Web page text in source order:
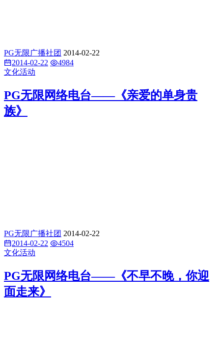
PG无限广播社团 2014-02-22
2014-02-22
4984
文化活动
PG无限网络电台——《亲爱的单身贵
族》
PG无限广播社团 2014-02-22
2014-02-22
4504
文化活动
PG无限网络电台——《不早不晚，你迎
面走来》